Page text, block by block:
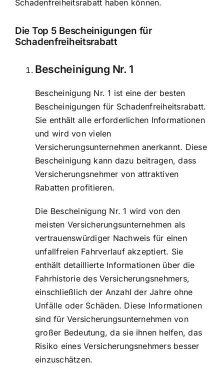
Schadenfreiheitsrabatt haben können.
Die Top 5 Bescheinigungen für
Schadenfreiheitsrabatt
Bescheinigung Nr. 1
Bescheinigung Nr. 1 ist eine der besten
Bescheinigungen für Schadenfreiheitsrabatt.
Sie enthält alle erforderlichen Informationen
und wird von vielen
Versicherungsunternehmen anerkannt. Diese
Bescheinigung kann dazu beitragen, dass
Versicherungsnehmer von attraktiven
Rabatten profitieren.
Die Bescheinigung Nr. 1 wird von den
meisten Versicherungsunternehmen als
vertrauenswürdiger Nachweis für einen
unfallfreien Fahrverlauf akzeptiert. Sie
enthält detaillierte Informationen über die
Fahrhistorie des Versicherungsnehmers,
einschließlich der Anzahl der Jahre ohne
Unfälle oder Schäden. Diese Informationen
sind für Versicherungsunternehmen von
großer Bedeutung, da sie ihnen helfen, das
Risiko eines Versicherungsnehmers besser
einzuschätzen.